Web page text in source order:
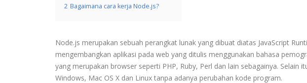
2 Bagaimana cara kerja Node.js?
Node.js merupakan sebuah perangkat lunak yang dibuat diatas JavaScript
mengembangkan aplikasi pada web yang ditulis menggunakan bahasa
yang merupakan browser seperti PHP, Ruby, Perl dan lain sebagainya. Selain
Windows, Mac OS X dan Linux tanpa adanya perubahan kode program.